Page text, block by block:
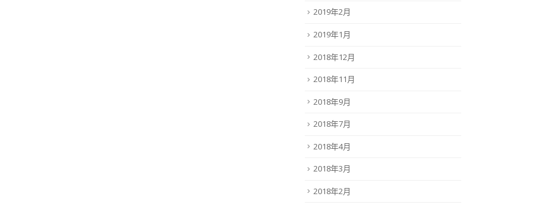
2019年2月
2019年1月
2018年12月
2018年11月
2018年9月
2018年7月
2018年4月
2018年3月
2018年2月